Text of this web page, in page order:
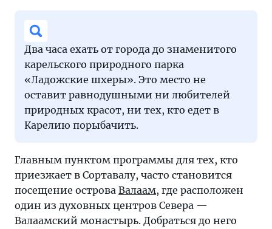
Два часа ехать от города до знаменитого
карельского природного парка
«Ладожские шхеры». Это место не
оставит равнодушными ни любителей
природных красот, ни тех, кто едет в
Карелию порыбачить.
Главным пунктом программы для тех, кто
приезжает в Сортавалу, часто становится
посещение острова Валаам, где расположен
один из духовных центров Севера —
Валаамский монастырь. Добраться до него